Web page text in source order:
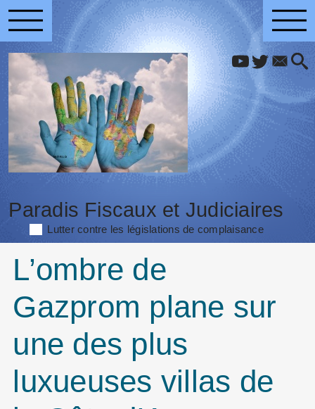
Paradis Fiscaux et Judiciaires
Lutter contre les législations de complaisance
L’ombre de
Gazprom plane sur
une des plus
luxueuses villas de